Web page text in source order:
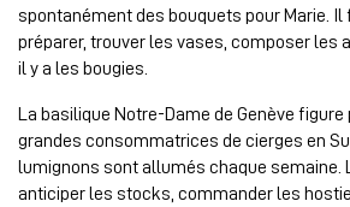
spontanément des bouquets pour Marie. Il
préparer, trouver les vases, composer les
il y a les bougies.
La basilique Notre-Dame de Genève
grandes consommatrices de cierges en
lumignons sont allumés chaque semaine.
anticiper les stocks, commander les